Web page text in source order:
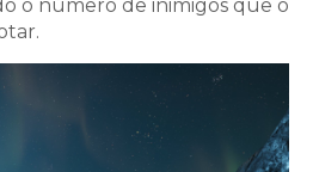
o número de inimigos que o